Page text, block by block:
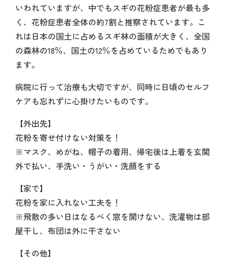
いわれていますが、中でもスギの花粉症患者が最も多
く、花粉症患者全体の約7割と推察されています。こ
れは日本の国土に占めるスギ林の面積が大きく、全国
の森林の18％、国土の12％を占めているためでもあり
ます。
病院に行って治療も大切ですが、同時に日頃のセルフ
ケアも忘れずに心掛けたいものです。
【外出先】
花粉を寄せ付けない対策を！
※マスク、めがね、帽子の着用、帰宅後は上着を玄関
外で払い、手洗い・うがい・洗顔をする
【家で】
花粉を家に入れない工夫を！
※飛散の多い日はなるべく窓を開けない、洗濯物は部
屋干し、布団は外に干さない
【その他】